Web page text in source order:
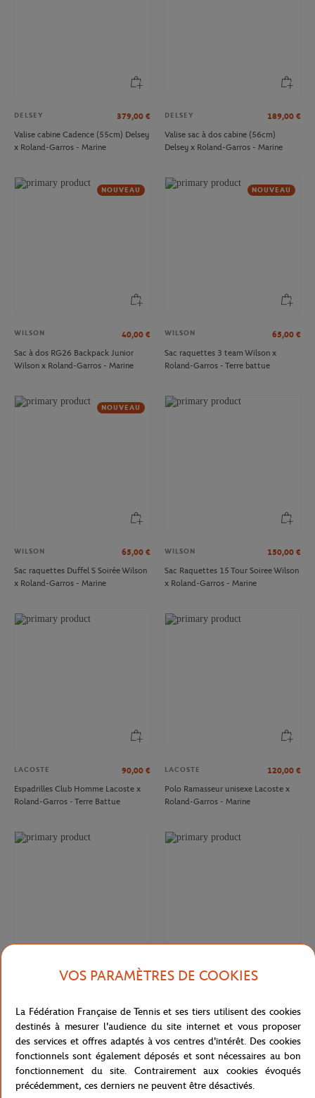
DELSEY 379,00 €
Valise cabine Cadence (55cm) Delsey
x Roland-Garros - Marine
DELSEY 189,00 €
Valise sac à dos cabine (56cm)
Delsey x Roland-Garros - Marine
NOUVEAU
WILSON 40,00 €
Sac à dos RG26 Backpack Junior
Wilson x Roland-Garros - Marine
NOUVEAU
WILSON 65,00 €
Sac raquettes 3 team Wilson x
Roland-Garros - Terre battue
NOUVEAU
WILSON 65,00 €
Sac raquettes Duffel S Soirée Wilson
x Roland-Garros - Marine
WILSON 150,00 €
Sac Raquettes 15 Tour Soiree Wilson
x Roland-Garros - Marine
LACOSTE 90,00 €
Espadrilles Club Homme Lacoste x
Roland-Garros - Terre Battue
LACOSTE 120,00 €
Polo Ramasseur unisexe Lacoste x
Roland-Garros - Marine
Polo Arbitre Homme Lacoste x
Roland-Garros - Marine
T-shirt Unisexe Lacoste pour Roland-
VOS PARAMÈTRES DE COOKIES
La Fédération Française de Tennis et ses tiers utilisent des cookies
destinés à mesurer l'audience du site internet et vous proposer
des services et offres adaptés à vos centres d'intérêt. Des cookies
fonctionnels sont également déposés et sont nécessaires au bon
fonctionnement du site. Contrairement aux cookies évoqués
précédemment, ces derniers ne peuvent être désactivés.